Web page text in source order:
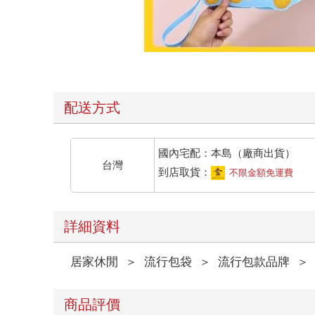
配送方式
台灣
國內宅配：本島（廠商出貨）
到店取貨：
不限金額免運費
詳細資料
居家休閒 ＞ 流行包袋 ＞ 流行包款品牌 ＞
商品評價